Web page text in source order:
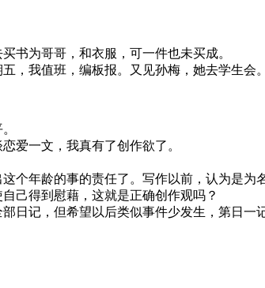
书为哥哥，和衣服，可一件也未买成。
，我值班，编板报。又见孙梅，她去学生会
爱一文，我真有了创作欲了。
个年龄的事的责任了。写作以前，认为是为
己得到慰藉，这就是正确创作观吗？
日记，但希望以后类似事件少发生，第日一